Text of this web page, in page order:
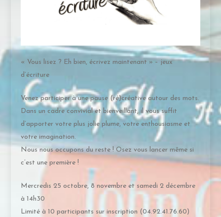
« Vous lisez ? Eh bien, écrivez maintenant » – jeux
d’écriture
Venez participer à une pause (ré)créative autour des mots.
Dans un cadre convivial et bienveillant, il vous suffit
d’apporter votre plus jolie plume, votre enthousiasme et
votre imagination.
Nous nous occupons du reste ! Osez vous lancer même si
c’est une première !
Mercredis 25 octobre, 8 novembre et samedi 2 décembre
à 14h30
Limité à 10 participants sur inscription (04.92.41.76.60)